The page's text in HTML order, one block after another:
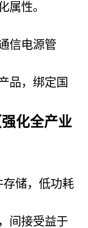
属性。
信电源管
品，绑定国
化全产业
存储，低功耗
间接受益于